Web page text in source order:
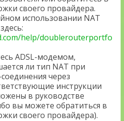
своего провайдера.
использовании NAT
help/doublerouterportfo
ADSL-модемом,
ли тип NAT при
через
инструкции
в руководстве
вы можете обратиться в
своего провайдера).